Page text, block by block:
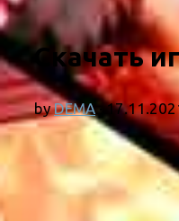
Скачать
byDEMA ·